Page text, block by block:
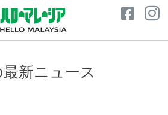
新ニュース